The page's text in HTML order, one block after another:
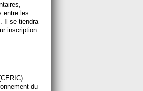
entre les
Il se tiendra
inscription
du